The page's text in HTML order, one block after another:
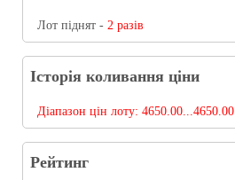
Лот піднят - 2 разів
Історія коливання ціни
Діапазон цін лоту: 4650.00...4650.00
Рейтинг